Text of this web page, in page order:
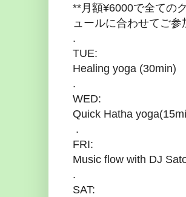
**月額¥6000で全ての
ュールに合わせてご参
.
TUE:
Healing yoga (30min)
.
WED:
Quick Hatha
.
FRI:
Music flow with DJ
.
SAT: